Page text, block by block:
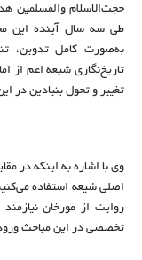
حجت‌الاسلام والمسلمین
به‌صورت کامل تدوین،
تاریخ‌نگاری شیعه اعم از
تغییر و تحول بنیادین در
وی با اشاره به اینکه در
اصلی شیعه استفاده
روایت از مورخان
تخصصی در این مباحث